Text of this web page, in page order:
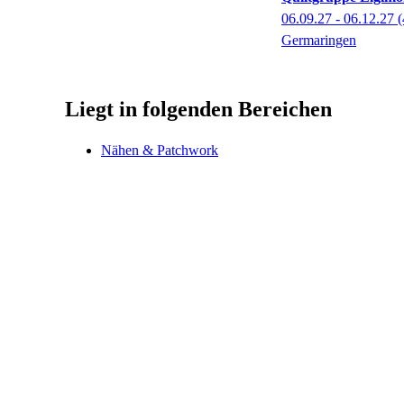
06.09.27 - 06.12.27
Germaringen
Liegt in folgenden Bereichen
Nähen & Patchwork